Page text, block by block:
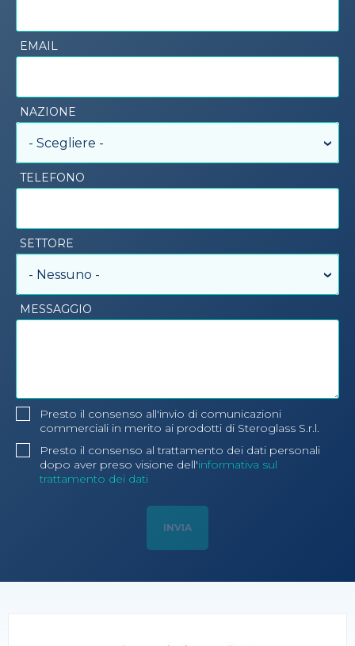
EMAIL
NAZIONE
- Scegliere -
TELEFONO
SETTORE
- Nessuno -
MESSAGGIO
Presto il consenso all'invio di comunicazioni
commerciali in merito ai prodotti di Steroglass S.r.l.
Presto il consenso al trattamento dei dati personali
dopo aver preso visione dell'informativa sul
trattamento dei dati